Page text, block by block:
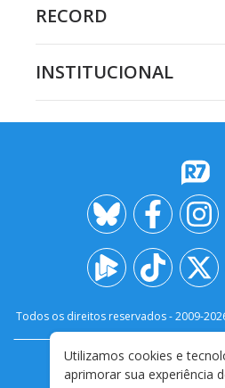
RECORD
INSTITUCIONAL
Todos os direitos reservados - 2009-
FALE CONOSCO
Utilizamos cookies e
aprimorar sua experiência